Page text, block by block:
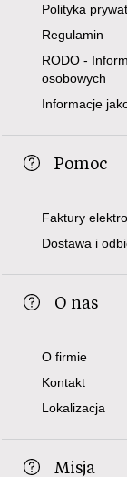
Polityka
Regulamin
RODO -
osobowych
Informacje
Pomoc
Faktury
Dostawa i
O nas
O firmie
Kontakt
Lokalizacja
Misja